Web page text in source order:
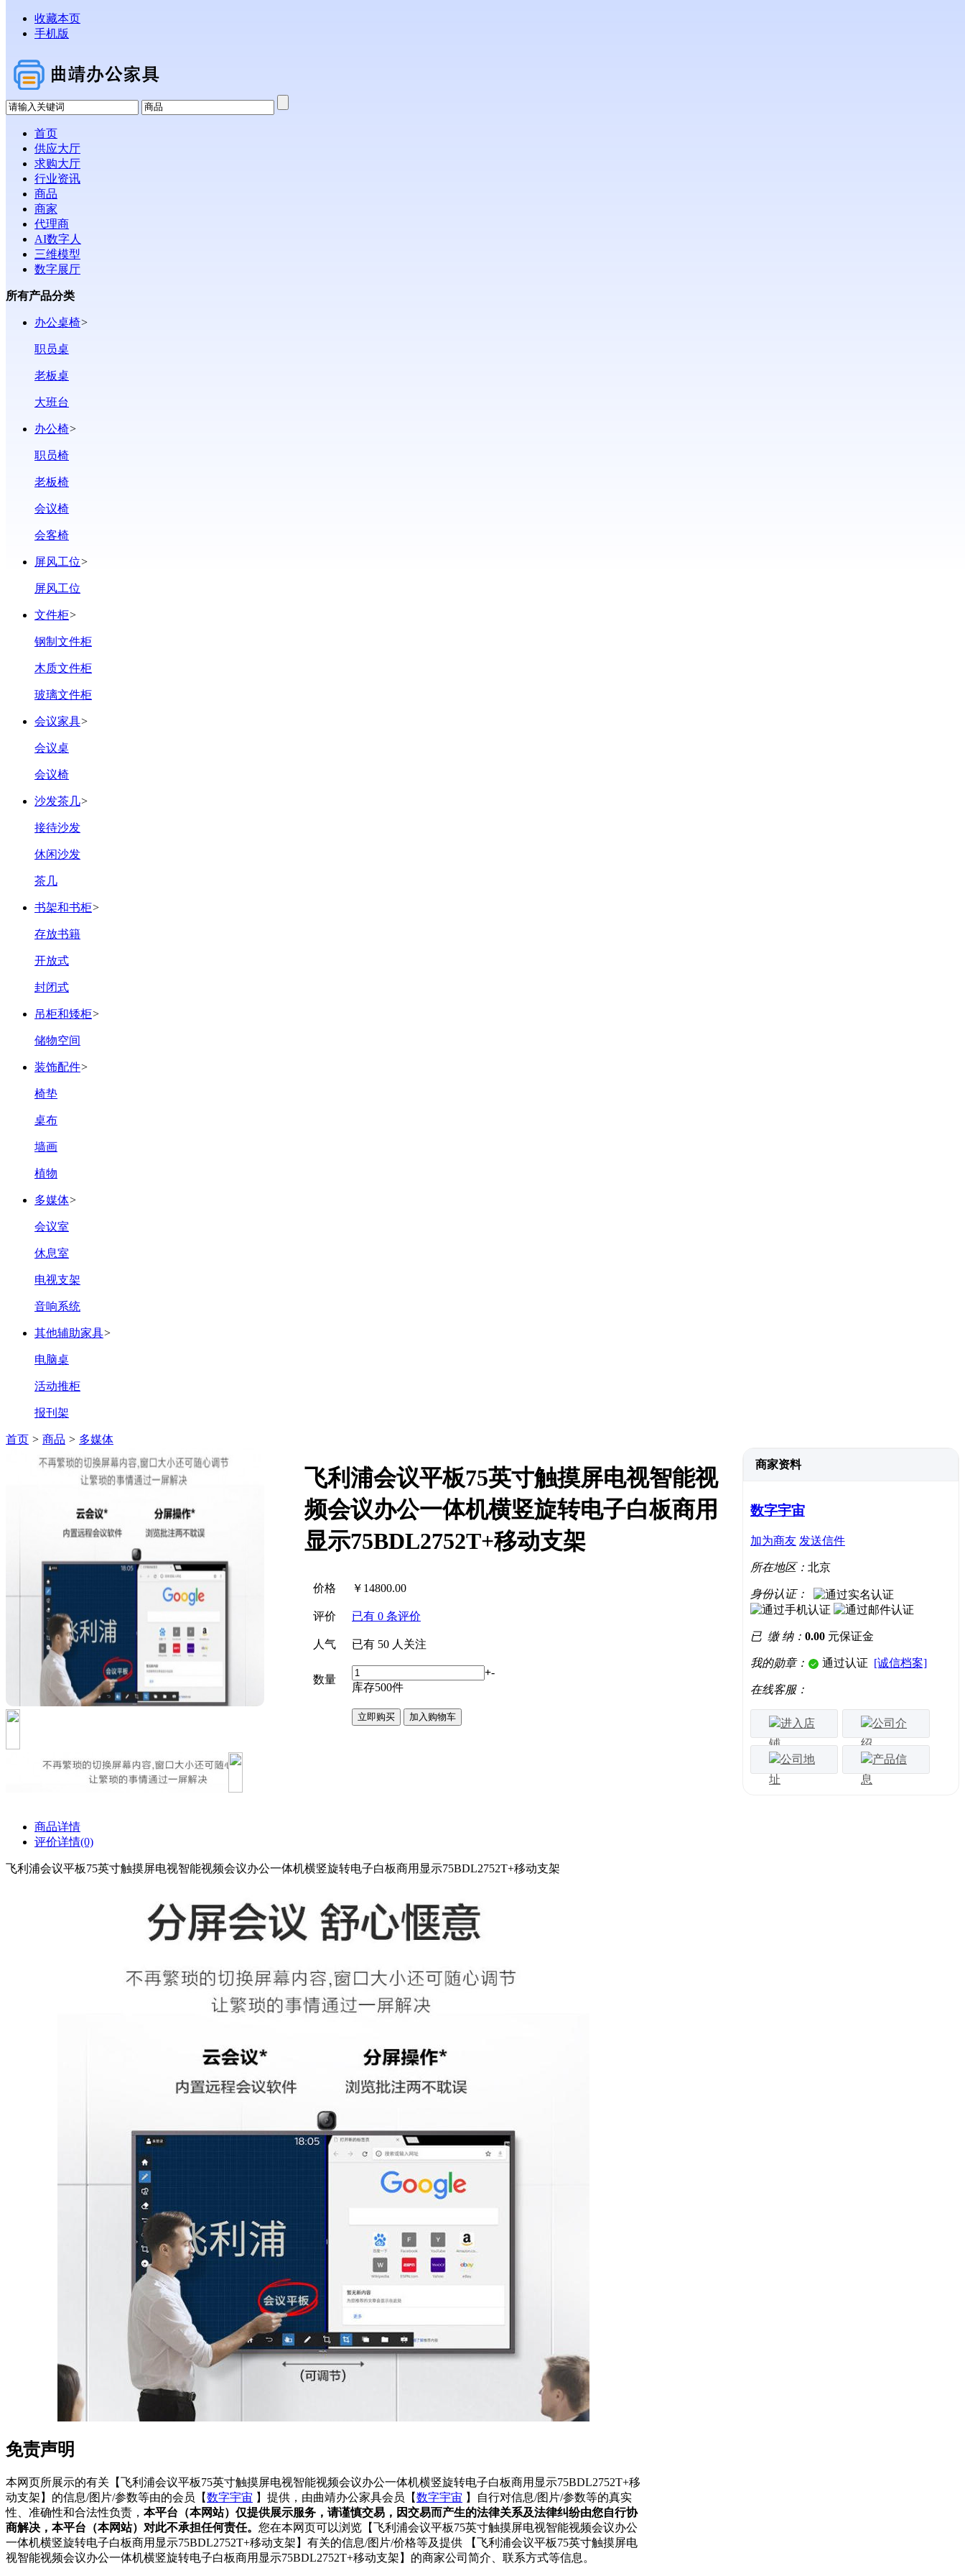
收藏本页
手机版
首页
供应大厅
求购大厅
行业资讯
商品
商家
代理商
AI数字人
三维模型
数字展厅
所有产品分类
办公桌椅>
职员桌
老板桌
大班台
办公椅>
职员椅
老板椅
会议椅
会客椅
屏风工位>
屏风工位
文件柜>
钢制文件柜
木质文件柜
玻璃文件柜
会议家具>
会议桌
会议椅
沙发茶几>
接待沙发
休闲沙发
茶几
书架和书柜>
存放书籍
开放式
封闭式
吊柜和矮柜>
储物空间
装饰配件>
椅垫
桌布
墙画
植物
多媒体>
会议室
休息室
电视支架
音响系统
其他辅助家具>
电脑桌
活动推柜
报刊架
首页 > 商品 > 多媒体
飞利浦会议平板75英寸触摸屏电视智能视
频会议办公一体机横竖旋转电子白板商用
显示75BDL2752T+移动支架
价格 ￥ 14800.00
评价 已有 0 条评价
人气 已有 50 人关注
数量
+-
库存500件
商家资料
数字宇宙
加为商友 发送信件
所在地区： 北京
身份认证：
已 缴 纳： 0.00 元保证金
我的勋章： 通过认证 [诚信档案]
在线客服：
进入店
铺
公司介
绍
公司地
址
产品信
息
商品详情
评价详情(0)
飞利浦会议平板75英寸触摸屏电视智能视频会议办公一体机横竖旋转电子白板商用显示75BDL2752T+移动支架
免责声明
本网页所展示的有关【飞利浦会议平板75英寸触摸屏电视智能视频会议办公一体机横竖旋转电子白板商用显示75BDL2752T+移
动支架】的信息/图片/参数等由的会员【数字宇宙 】提供，由曲靖办公家具会员【数字宇宙 】自行对信息/图片/参数等的真实
性、准确性和合法性负责， 本平台（本网站）仅提供展示服务，请谨慎交易，因交易而产生的法律关系及法律纠纷由您自行协
商解决，本平台（本网站）对此不承担任何责任。 您在本网页可以浏览【飞利浦会议平板75英寸触摸屏电视智能视频会议办公
一体机横竖旋转电子白板商用显示75BDL2752T+移动支架】有关的信息/图片/价格等及提供 【飞利浦会议平板75英寸触摸屏电
视智能视频会议办公一体机横竖旋转电子白板商用显示75BDL2752T+移动支架】的商家公司简介、联系方式等信息。